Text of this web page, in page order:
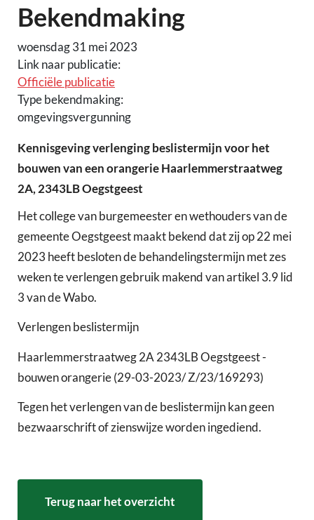
Bekendmaking
woensdag 31 mei 2023
Link naar publicatie:
Officiële publicatie
Type bekendmaking:
omgevingsvergunning
Kennisgeving verlenging beslistermijn voor het
bouwen van een orangerie Haarlemmerstraatweg
2A, 2343LB Oegstgeest
Het college van burgemeester en wethouders van de
gemeente Oegstgeest maakt bekend dat zij op 22 mei
2023 heeft besloten de behandelingstermijn met zes
weken te verlengen gebruik makend van artikel 3.9 lid
3 van de Wabo.
Verlengen beslistermijn
Haarlemmerstraatweg 2A 2343LB Oegstgeest -
bouwen orangerie (29-03-2023/ Z/23/169293)
Tegen het verlengen van de beslistermijn kan geen
bezwaarschrift of zienswijze worden ingediend.
Terug naar het overzicht